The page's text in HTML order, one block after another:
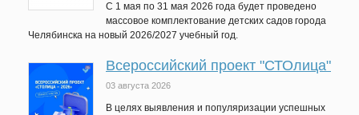
C 1 мая по 31 мая 2026 года будет проведено
массовое комплектование детских садов города
Челябинска на новый 2026/2027 учебный год.
Всероссийский проект "СТОлица"
03 августа 2026
В целях выявления и популяризации успешных